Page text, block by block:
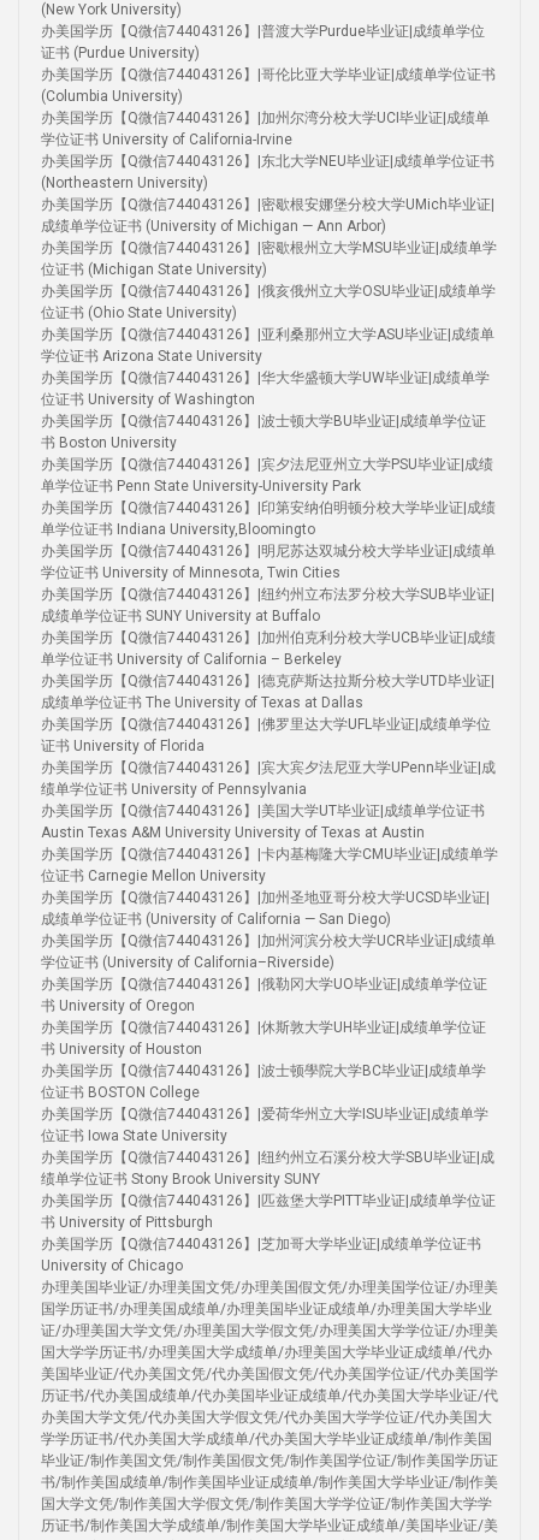
(New York University)
办美国学历【Q微信744043126】|普渡大学Purdue毕业证|成绩单学位
证书 (Purdue University)
办美国学历【Q微信744043126】|哥伦比亚大学毕业证|成绩单学位证书
(Columbia University)
办美国学历【Q微信744043126】|加州尔湾分校大学UCI毕业证|成绩单
学位证书 University of California-Irvine
办美国学历【Q微信744043126】|东北大学NEU毕业证|成绩单学位证书
(Northeastern University)
办美国学历【Q微信744043126】|密歇根安娜堡分校大学UMich毕业证|
成绩单学位证书 (University of Michigan — Ann Arbor)
办美国学历【Q微信744043126】|密歇根州立大学MSU毕业证|成绩单学
位证书 (Michigan State University)
办美国学历【Q微信744043126】|俄亥俄州立大学OSU毕业证|成绩单学
位证书 (Ohio State University)
办美国学历【Q微信744043126】|亚利桑那州立大学ASU毕业证|成绩单
学位证书 Arizona State University
办美国学历【Q微信744043126】|华大华盛顿大学UW毕业证|成绩单学
位证书 University of Washington
办美国学历【Q微信744043126】|波士顿大学BU毕业证|成绩单学位证
书 Boston University
办美国学历【Q微信744043126】|宾夕法尼亚州立大学PSU毕业证|成绩
单学位证书 Penn State University-University Park
办美国学历【Q微信744043126】|印第安纳伯明顿分校大学毕业证|成绩
单学位证书 Indiana University,Bloomingto
办美国学历【Q微信744043126】|明尼苏达双城分校大学毕业证|成绩单
学位证书 University of Minnesota, Twin Cities
办美国学历【Q微信744043126】|纽约州立布法罗分校大学SUB毕业证|
成绩单学位证书 SUNY University at Buffalo
办美国学历【Q微信744043126】|加州伯克利分校大学UCB毕业证|成绩
单学位证书 University of California – Berkeley
办美国学历【Q微信744043126】|德克萨斯达拉斯分校大学UTD毕业证|
成绩单学位证书 The University of Texas at Dallas
办美国学历【Q微信744043126】|佛罗里达大学UFL毕业证|成绩单学位
证书 University of Florida
办美国学历【Q微信744043126】|宾大宾夕法尼亚大学UPenn毕业证|成
绩单学位证书 University of Pennsylvania
办美国学历【Q微信744043126】|美国大学UT毕业证|成绩单学位证书
Austin Texas A&M University University of Texas at Austin
办美国学历【Q微信744043126】|卡内基梅隆大学CMU毕业证|成绩单学
位证书 Carnegie Mellon University
办美国学历【Q微信744043126】|加州圣地亚哥分校大学UCSD毕业证|
成绩单学位证书 (University of California — San Diego)
办美国学历【Q微信744043126】|加州河滨分校大学UCR毕业证|成绩单
学位证书 (University of California–Riverside)
办美国学历【Q微信744043126】|俄勒冈大学UO毕业证|成绩单学位证
书 University of Oregon
办美国学历【Q微信744043126】|休斯敦大学UH毕业证|成绩单学位证
书 University of Houston
办美国学历【Q微信744043126】|波士顿學院大学BC毕业证|成绩单学
位证书 BOSTON College
办美国学历【Q微信744043126】|爱荷华州立大学ISU毕业证|成绩单学
位证书 Iowa State University
办美国学历【Q微信744043126】|纽约州立石溪分校大学SBU毕业证|成
绩单学位证书 Stony Brook University SUNY
办美国学历【Q微信744043126】|匹兹堡大学PITT毕业证|成绩单学位证
书 University of Pittsburgh
办美国学历【Q微信744043126】|芝加哥大学毕业证|成绩单学位证书
University of Chicago
办理美国毕业证/办理美国文凭/办理美国假文凭/办理美国学位证/办理美
国学历证书/办理美国成绩单/办理美国毕业证成绩单/办理美国大学毕业
证/办理美国大学文凭/办理美国大学假文凭/办理美国大学学位证/办理美
国大学学历证书/办理美国大学成绩单/办理美国大学毕业证成绩单/代办
美国毕业证/代办美国文凭/代办美国假文凭/代办美国学位证/代办美国学
历证书/代办美国成绩单/代办美国毕业证成绩单/代办美国大学毕业证/代
办美国大学文凭/代办美国大学假文凭/代办美国大学学位证/代办美国大
学学历证书/代办美国大学成绩单/代办美国大学毕业证成绩单/制作美国
毕业证/制作美国文凭/制作美国假文凭/制作美国学位证/制作美国学历证
书/制作美国成绩单/制作美国毕业证成绩单/制作美国大学毕业证/制作美
国大学文凭/制作美国大学假文凭/制作美国大学学位证/制作美国大学学
历证书/制作美国大学成绩单/制作美国大学毕业证成绩单/美国毕业证/美